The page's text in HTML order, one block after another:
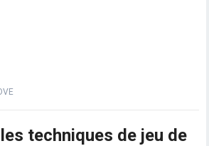
techniques de jeu de